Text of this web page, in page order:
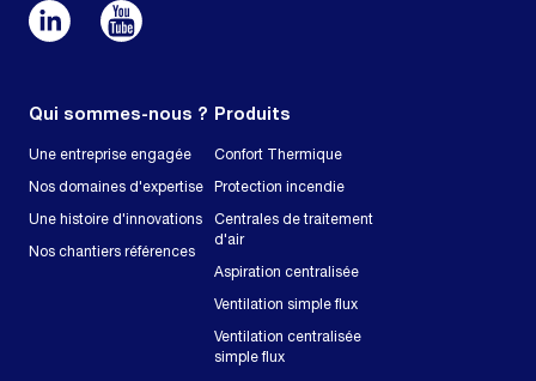
Qui sommes-nous ?
Une entreprise engagée
Nos domaines d'expertise
Une histoire d'innovations
Nos chantiers références
Produits
Confort Thermique
Protection incendie
Centrales de traitement
d'air
Aspiration centralisée
Ventilation simple flux
Ventilation centralisée
simple flux